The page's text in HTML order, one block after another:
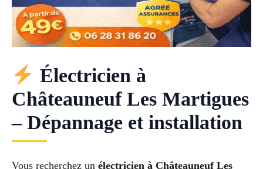
Électricien à
Châteauneuf Les Martigues
– Dépannage et installation
Vous recherchez un électricien à Châteauneuf Les